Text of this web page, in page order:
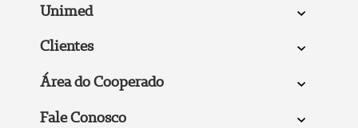
Unimed
Clientes
Área do Cooperado
Fale Conosco